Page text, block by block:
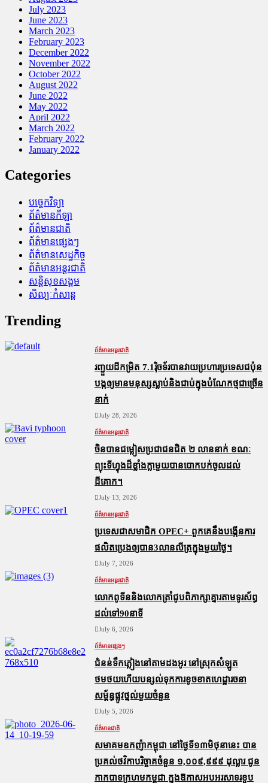
July 2023
June 2023
March 2023
February 2023
December 2022
November 2022
October 2022
August 2022
June 2022
May 2022
April 2022
March 2022
February 2022
January 2022
Categories
បច្ចេកវិទ្យា
ព័ត៌មានកីឡា
ព័ត៌មានជាតិ
ព័ត៌មានផ្សេងៗ
ព័ត៌មានសេដ្ឋកិច្ច
ព័ត៌មានអន្តរជាតិ
សន្តិសុខសង្គម
សិល្បៈកំសាន្ត
Trending
ព័ត៌មានអន្តរជាតិ
រញ្ជួយដីកម្រិត​ 7.1រ៉ិចទ័របានវាយប្រហារប្រទេសជប៉ុន
បង្កឲ្យមានមនុស្សស្លាប់​និង​ជាប់ក្នុងបំណែកថ្មជាច្រើន
នាក់
July 28, 2026
ព័ត៌មានអន្តរជាតិ
ចិនបានជម្លៀសប្រជាជនជិត ២ លាននាក់ ខណៈ
ព្យុះទីហ្វុងដ៏ខ្លាំងក្លាមួយបានបោកបក់ចូលដល់
ដីគោក។
July 13, 2026
ព័ត៌មានអន្តរជាតិ
ប្រទេសជាសមាជិក OPEC+​ ពួកគេនឹងបង្កើនការ
ផលិតប្រេងឲ្យបាន3លានលីត្រក្នុងមួយថ្ងៃ។
July 7, 2026
ព័ត៌មានអន្តរជាតិ
លោកពូទីននិងលោកត្រាំជូបពិភាក្សាគ្នារតាមទូរស័ព្ធ
ដល់ទៅ90នាទី
July 6, 2026
ព័ត៌មានផ្សេងៗ
ជំនន់​ទឹកភ្លៀង​នៅ​តាម​ដងអូរ​ នៅ​ស្រុក​សំឡូត​
ថមថយ​ហើយ​បន្សល់​ទុក​ការ​ខូចខាត​ហេដ្ឋារចនា
សម្ព័ន្ធ​ផ្លូវថ្នល់​មួយ​ចំនួន
July 5, 2026
ព័ត៌មានជាតិ
សមាគមឧកញ៉ាកម្ពុជា នៅថ្ងៃទី១៣មិថុនានេះ បាន
ប្រគល់ថវិកាបរិច្ចាគចំនួន ១,០០៩,៩៩៩ ដុល្លារ ជូន
កាកបាទក្រហមកម្ពុជា ក្នុងឱកាសអបអរសាទរខួប